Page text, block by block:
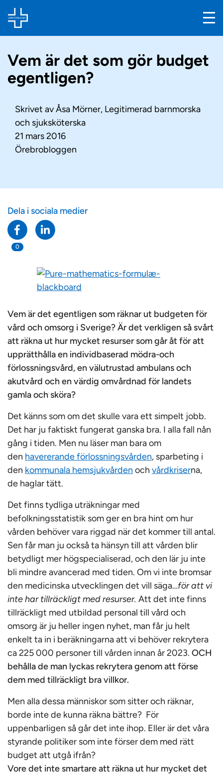
Vem är det som gör budget
egentligen?
Skrivet avÅsa Mörner, Legitimerad barnmorska
och sjuksköterska
21 mars 2016
Örebrobloggen
Dela i sociala medier
0
Vem är det egentligen som räknar ut budgeten för
vård och omsorg i Sverige? Är det verkligen så svårt
att räkna ut hur mycket resurser som går åt för att
upprätthålla en individbaserad mödra-och
förlossningsvård, en välutrustad ambulans och
akutvård och en värdig omvårdnad för landets
gamla och sköra?
Det känns som om det skulle vara ett simpelt jobb.
Det har ju faktiskt fungerat ganska bra. I alla fall nån
gång i tiden. Men nu läser man bara om
den havererande förlossningsvården, sparbeting i
den kommunala hemsjukvården och vårdkriserna,
de haglar tätt.
Det finns tydliga uträkningar med
befolkningsstatistik som ger en bra hint om hur
vården behöver vara riggad när det kommer till antal.
Sen får man ju också ta hänsyn till att vården blir
betydligt mer högspecialiserad, och den lär ju inte
bli mindre avancerad med tiden. Om vi inte bromsar
den medicinska utvecklingen det vill säga…för att vi
inte har tillräckligt med resurser. Att det inte finns
tillräckligt med utbildad personal till vård och
omsorg är ju heller ingen nyhet, man får ju helt
enkelt ta in i beräkningarna att vi behöver rekrytera
ca 225 000 personer till vården innan år 2023. OCH
behålla de man lyckas rekrytera genom att förse
dem med tillräckligt bra villkor.
Men alla dessa människor som sitter och räknar,
borde inte de kunna räkna bättre? För
uppenbarligen så går det inte ihop. Eller är det våra
styrande politiker som inte förser dem med rätt
budget att utgå ifrån?
Vore det inte smartare att räkna ut hur mycket det